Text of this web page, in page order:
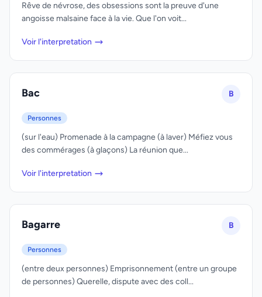
Rêve de névrose, des obsessions sont la preuve d'une
angoisse malsaine face à la vie. Que l'on voit...
Voir l'interpretation
Bac B
Personnes
(sur l'eau) Promenade à la campagne (à laver) Méfiez vous
des commérages (à glaçons) La réunion que...
Voir l'interpretation
Bagarre B
Personnes
(entre deux personnes) Emprisonnement (entre un groupe
de personnes) Querelle, dispute avec des coll...